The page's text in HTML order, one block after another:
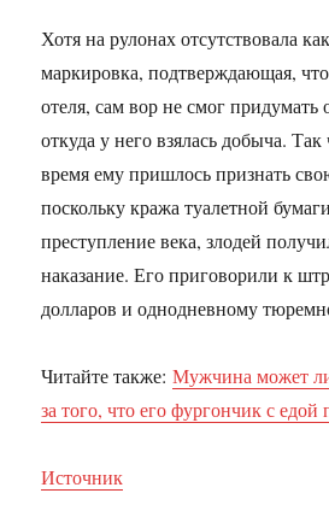
Хотя на рулонах отсутствовала
маркировка, подтверждающая,
отеля, сам вор не смог придумать
откуда у него взялась добыча. Так
время ему пришлось признать
поскольку кража туалетной
преступление века, злодей
наказание. Его приговорили к
долларов и однодневному
Читайте также:Мужчина может
за того, что его фургончик с едой
Источник